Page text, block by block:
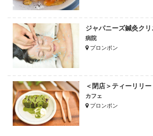
ジャパニーズ鍼灸クリ
病院
プロンポン
＜閉店＞ティーリリー
カフェ
プロンポン